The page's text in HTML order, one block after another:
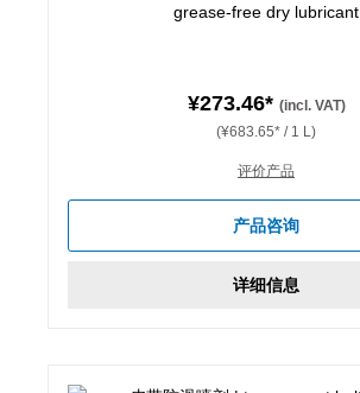
grease-free dry lubricant
¥273.46* (incl. VAT)
(¥683.65* / 1 L)
评价产品
产品咨询
详细信息